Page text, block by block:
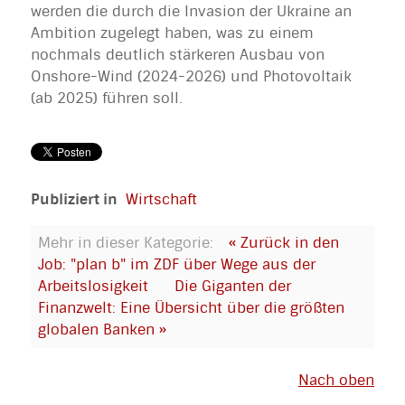
werden die durch die Invasion der Ukraine an
Ambition zugelegt haben, was zu einem
nochmals deutlich stärkeren Ausbau von
Onshore-Wind (2024-2026) und Photovoltaik
(ab 2025) führen soll.
Publiziert in Wirtschaft
Mehr in dieser Kategorie:
« Zurück in den
Job: "plan b" im ZDF über Wege aus der
Arbeitslosigkeit
Die Giganten der
Finanzwelt: Eine Übersicht über die größten
globalen Banken »
Nach oben